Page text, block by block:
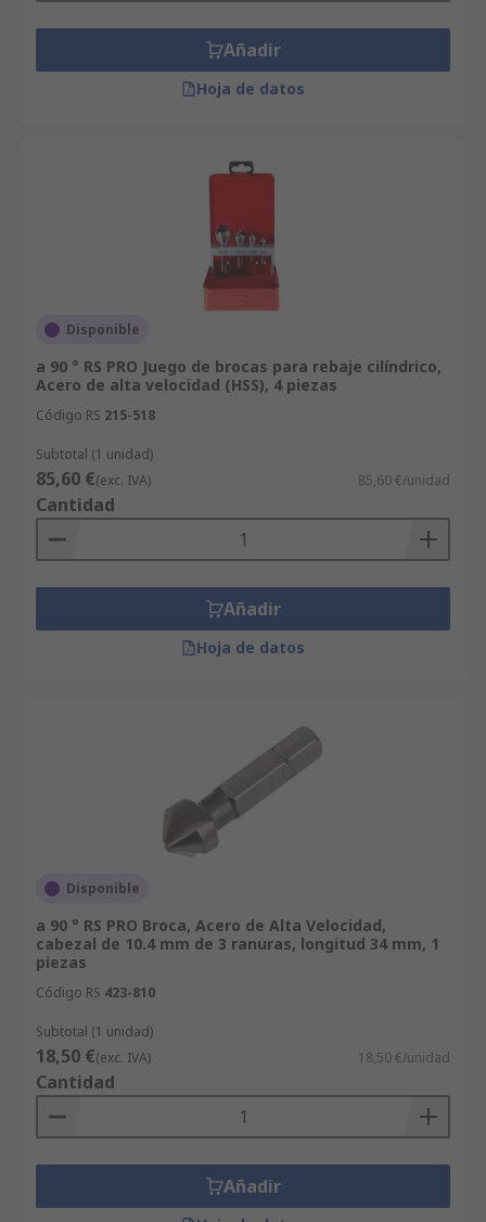
Añadir
Hoja de datos
Disponible
a 90 ° RS PRO Juego de brocas para rebaje cilíndrico,
Acero de alta velocidad (HSS), 4 piezas
Código RS 215-518
Subtotal (1 unidad)
85,60 €(exc. IVA) 85,60 €/unidad
Cantidad
Añadir
Hoja de datos
Disponible
a 90 ° RS PRO Broca, Acero de Alta Velocidad,
cabezal de 10.4 mm de 3 ranuras, longitud 34 mm, 1
piezas
Código RS 423-810
Subtotal (1 unidad)
18,50 €(exc. IVA) 18,50 €/unidad
Cantidad
Añadir